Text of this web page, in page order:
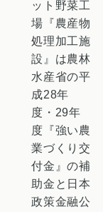
ット野菜工
場『農産物
処理加工施
設』は農林
水産省の平
成28年
度・29年
度『強い農
業づくり交
付金』の補
助金と日本
政策金融公